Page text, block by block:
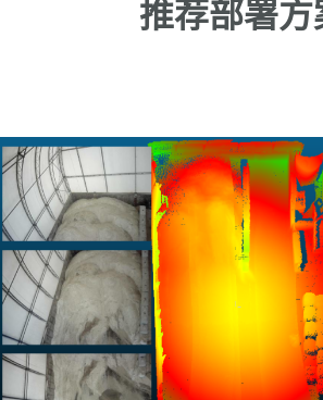
推荐部署方